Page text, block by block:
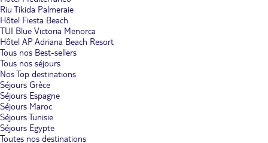
Riu Tikida Palmeraie
Hôtel Fiesta Beach
TUI Blue Victoria Menorca
Hôtel AP Adriana Beach Resort
Tous nos Best-sellers
Tous nos séjours
Nos Top destinations
Séjours Grèce
Séjours Espagne
Séjours Maroc
Séjours Tunisie
Séjours Egypte
Toutes nos destinations